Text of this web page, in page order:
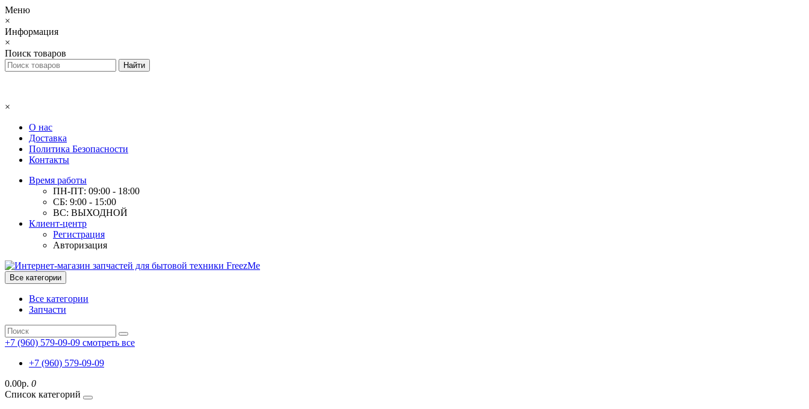
Меню
×
Информация
×
Поиск товаров
×
О нас
Доставка
Политика Безопасности
Контакты
Время работы
ПН-ПТ: 09:00 - 18:00
СБ: 9:00 - 15:00
ВС: ВЫХОДНОЙ
Клиент-центр
Регистрация
Авторизация
Все категории
Все категории
Запчасти
+7 (960) 579-09-09 смотреть все
+7 (960) 579-09-09
0.00р. 0
Список категорий